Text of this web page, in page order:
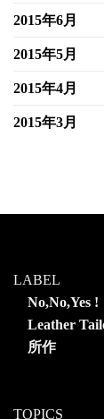
2015年6月
2015年5月
2015年4月
2015年3月
LABEL
No,No,Yes !
Leather
所作
TOPICS